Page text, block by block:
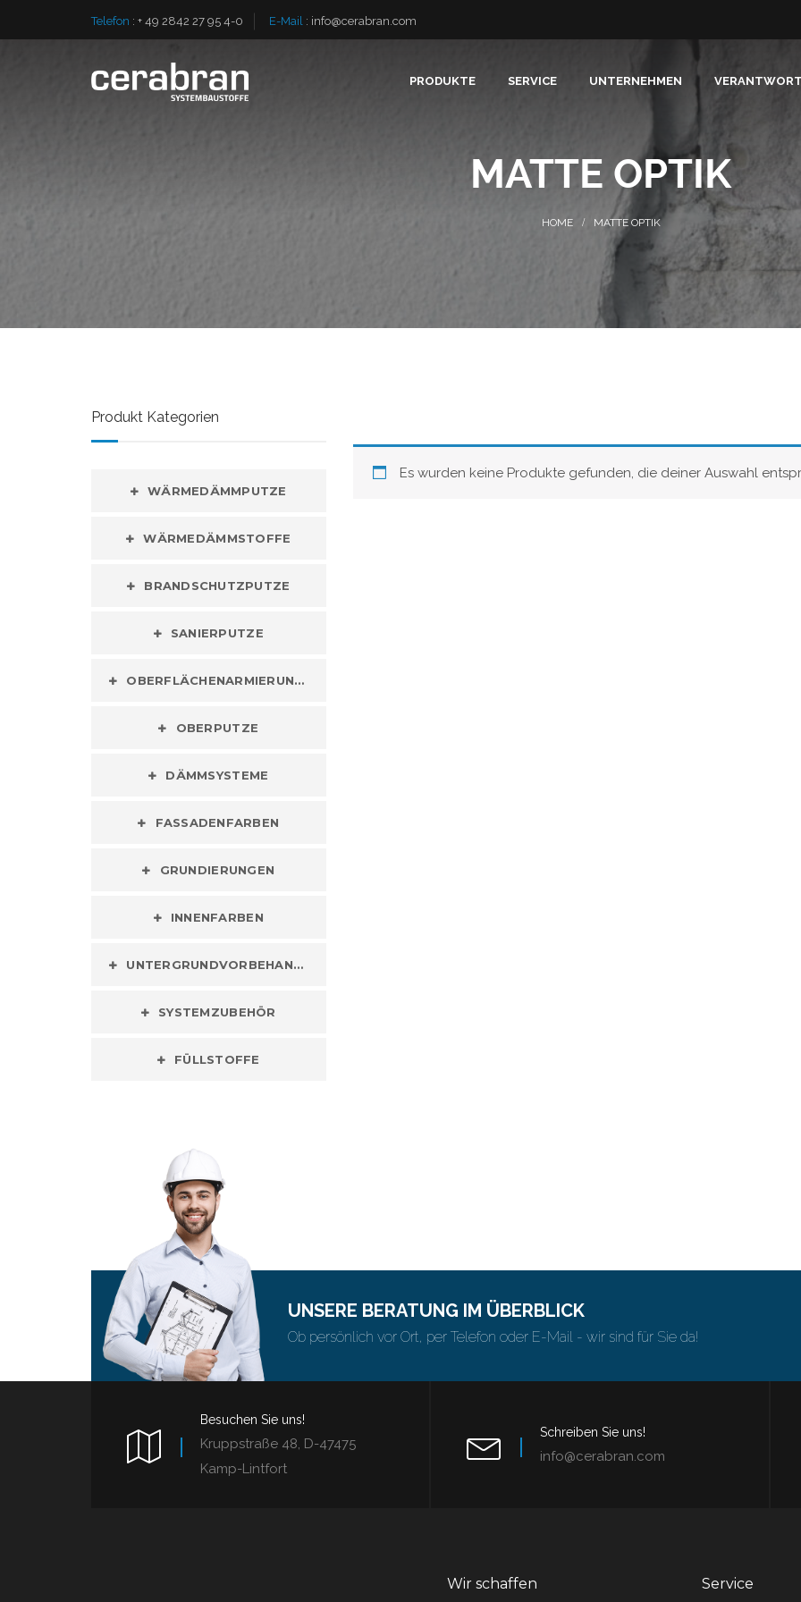
Telefon : + 49 2842 27 95 4-0 E-Mail : info@cerabran.com
PRODUKTE SERVICE UNTERNEHMEN
MATTE OPTIK
MATTE OPTIK
Produkt Kategorien
WÄRMEDÄMMPUTZE
WÄRMEDÄMMSTOFFE
BRANDSCHUTZPUTZE
SANIERPUTZE
OBERFLÄCHENARMIERUNGEN
OBERPUTZE
DÄMMSYSTEME
FASSADENFARBEN
GRUNDIERUNGEN
INNENFARBEN
UNTERGRUNDVORBEHANDLUNG
SYSTEMZUBEHÖR
FÜLLSTOFFE
Es wurden keine Produkte gefunden, die deiner Auswahl
UNSERE BERATUNG IM ÜBERBLICK
Ob persönlich vor Ort, per Telefon oder E-Mail - wir sind für Sie da!
Besuchen Sie uns!
Kruppstraße 48, D-47475
Kamp-Lintfort
Schreiben Sie uns!
info@cerabran.com
Wir schaffen Service